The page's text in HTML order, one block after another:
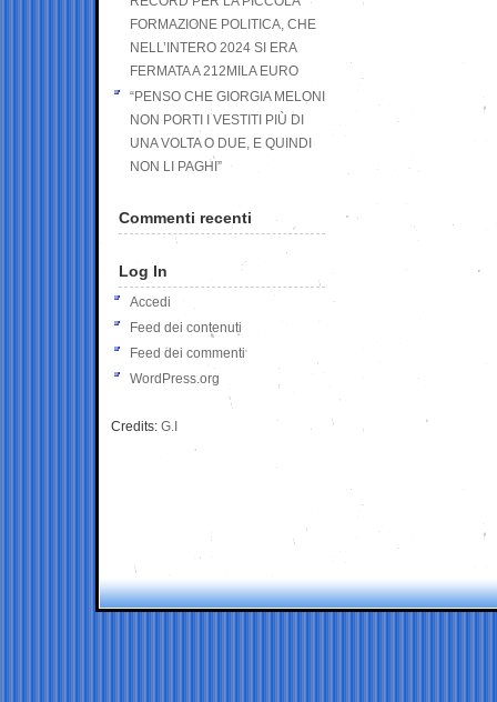
FORMAZIONE POLITICA, CHE
NELL’INTERO 2024 SI ERA
FERMATA A 212MILA EURO
“PENSO CHE GIORGIA MELONI
NON PORTI I VESTITI PIÙ DI
UNA VOLTA O DUE, E QUINDI
NON LI PAGHI”
Commenti recenti
Log In
Accedi
Feed dei contenuti
Feed dei commenti
WordPress.org
Credits: G.I